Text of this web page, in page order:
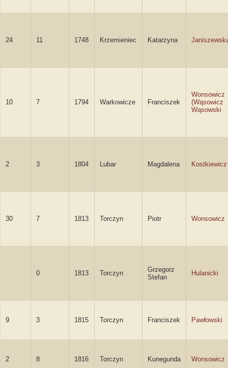
24 11 1748 Krzemieniec Katarzyna
10 7 1794 Warkowicze Franciszek
Wonsowicz
(Wąsowicz
Wąsowski
2 3 1804 Lubar Magdalena Kostkiewicz
30 7 1813 Torczyn Piotr Wonsowicz
0 1813 Torczyn
Grzegorz
Stefan
Hulanicki
9 3 1815 Torczyn Franciszek Pawłowski
2 8 1816 Torczyn Kunegunda Wonsowicz